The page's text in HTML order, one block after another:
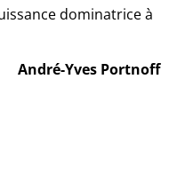
dominatrice à
André-Yves Portnoff